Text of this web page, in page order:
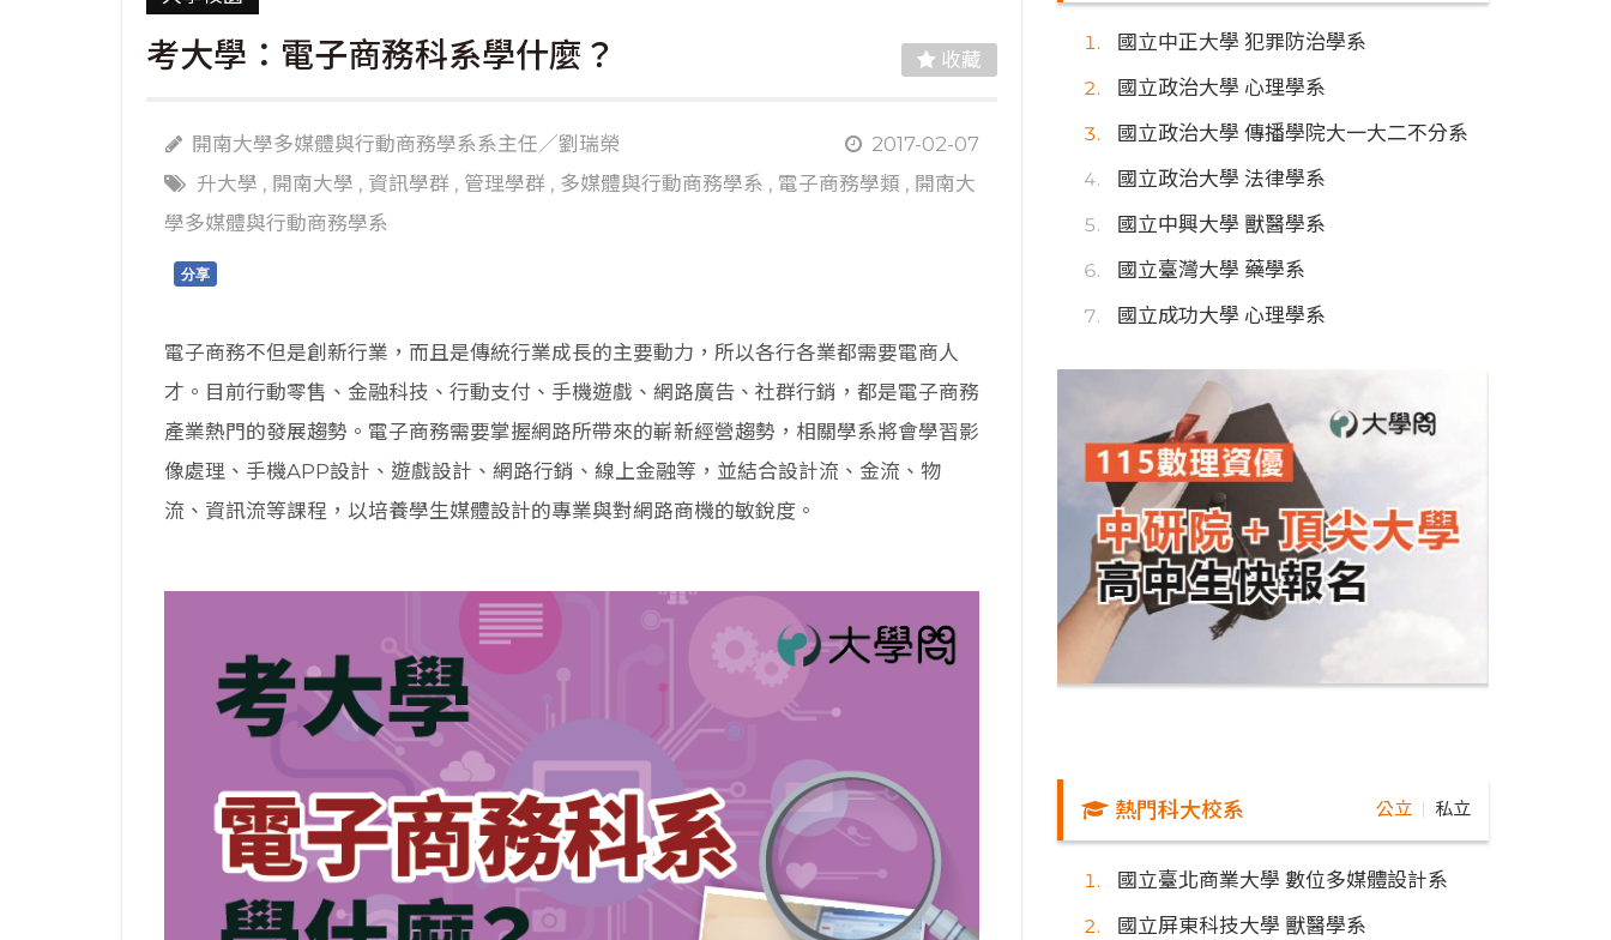
考大學：電子商務科系學什麼？ 收藏
開南大學多媒體與行動商務學系系主任／劉瑞榮
2017-02-07
升大學 , 開南大學 , 資訊學群 , 管理學群 , 多媒體與行動商務學系 , 電子商務學類 , 開南大
學多媒體與行動商務學系
分享
電子商務不但是創新行業，而且是傳統行業成長的主要動力，所以各行各業都需要電商人
才。目前行動零售、金融科技、行動支付、手機遊戲、網路廣告、社群行銷，都是電子商務
產業熱門的發展趨勢。電子商務需要掌握網路所帶來的嶄新經營趨勢，相關學系將會學習影
像處理、手機APP設計、遊戲設計、網路行銷、線上金融等，並結合設計流、金流、物
流、資訊流等課程，以培養學生媒體設計的專業與對網路商機的敏銳度。
國立中正大學 犯罪防治學系
國立政治大學 心理學系
國立政治大學 傳播學院大一大二不分系
國立政治大學 法律學系
國立中興大學 獸醫學系
國立臺灣大學 藥學系
國立成功大學 心理學系
熱門科大校系 公立 私立
國立臺北商業大學 數位多媒體設計系
國立屏東科技大學 獸醫學系